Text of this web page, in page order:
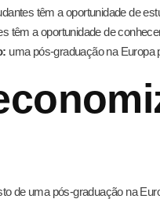
têm a oportunidade de
têm a oportunidade de
uma pós-graduação na Europa
de uma pós-graduação na